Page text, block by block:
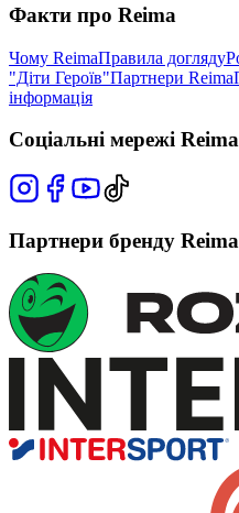
Факти про Reima
Чому ReimaПравила догляду
"Діти Героїв"Партнери Reima
інформація
Соціальні мережі Reima
Партнери бренду Reima